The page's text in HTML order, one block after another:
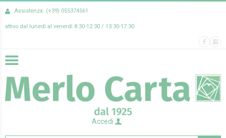
Assistenza: (+39) 055374561
attivo dal lunedì al venerdì 8:30-12:30 / 13:30-17:30
Accedi